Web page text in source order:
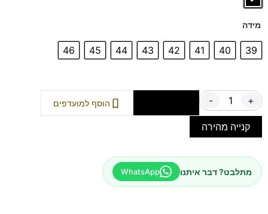
מידה
39
40
41
42
43
44
45
46
- + הוסף למועדפים
קנייה מהירה
מתלבט? דבר איתנו WhatsApp